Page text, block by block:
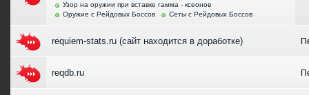
Узор на оружии при вставке гамма - ксеонов
Оружие с Рейдовых Боссов
Сеты с Рейдовых Боссов
requiem-stats.ru (сайт находится в доработке)
reqdb.ru